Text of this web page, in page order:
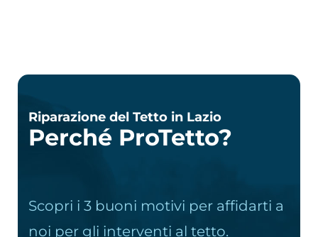
Riparazione del Tetto in Lazio
Perché ProTetto?
Scopri i 3 buoni motivi per affidarti a
noi per gli interventi al tetto.